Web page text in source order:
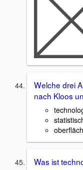
Welche drei
nach Kloos
Was ist